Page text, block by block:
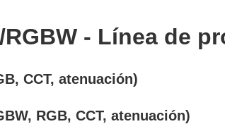
- Línea de
CCT, atenuación)
RGB, CCT, atenuación)